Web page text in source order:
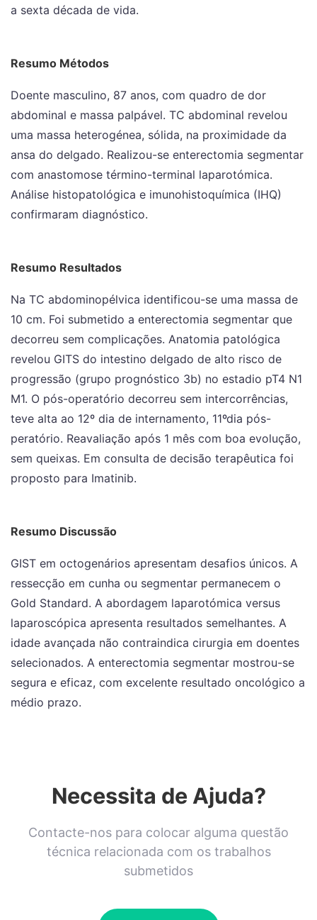
a sexta década de vida.
Resumo Métodos
Doente masculino, 87 anos, com quadro de dor
abdominal e massa palpável. TC abdominal revelou
uma massa heterogénea, sólida, na proximidade da
ansa do delgado. Realizou-se enterectomia segmentar
com anastomose término-terminal laparotómica.
Análise histopatológica e imunohistoquímica (IHQ)
confirmaram diagnóstico.
Resumo Resultados
Na TC abdominopélvica identificou-se uma massa de
10 cm. Foi submetido a enterectomia segmentar que
decorreu sem complicações. Anatomia patológica
revelou GITS do intestino delgado de alto risco de
progressão (grupo prognóstico 3b) no estadio pT4 N1
M1. O pós-operatório decorreu sem intercorrências,
teve alta ao 12º dia de internamento, 11ºdia pós-
peratório. Reavaliação após 1 mês com boa evolução,
sem queixas. Em consulta de decisão terapêutica foi
proposto para Imatinib.
Resumo Discussão
GIST em octogenários apresentam desafios únicos. A
ressecção em cunha ou segmentar permanecem o
Gold Standard. A abordagem laparotómica versus
laparoscópica apresenta resultados semelhantes. A
idade avançada não contraindica cirurgia em doentes
selecionados. A enterectomia segmentar mostrou-se
segura e eficaz, com excelente resultado oncológico a
médio prazo.
Necessita de Ajuda?
Contacte-nos para colocar alguma questão
técnica relacionada com os trabalhos
submetidos